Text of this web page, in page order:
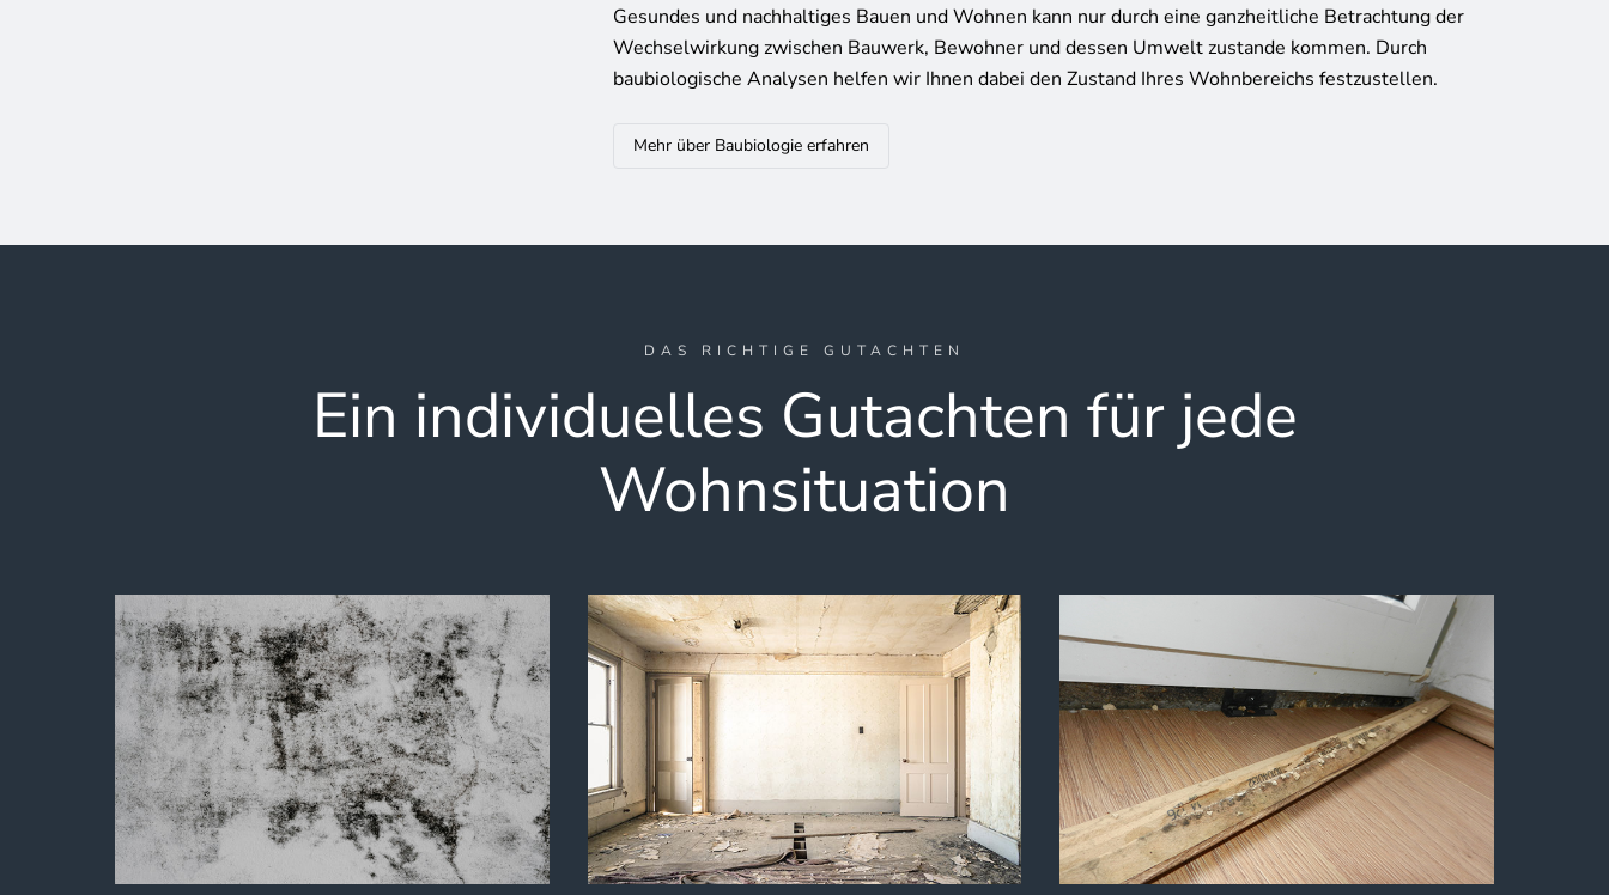
Gesundes und nachhaltiges Bauen und Wohnen kann nur durch eine ganzheitliche Betrachtung der
Wechselwirkung zwischen Bauwerk, Bewohner und dessen Umwelt zustande kommen. Durch
baubiologische Analysen helfen wir Ihnen dabei den Zustand Ihres Wohnbereichs festzustellen.
Mehr über Baubiologie erfahren
DAS RICHTIGE GUTACHTEN
Ein individuelles Gutachten für jede
Wohnsituation